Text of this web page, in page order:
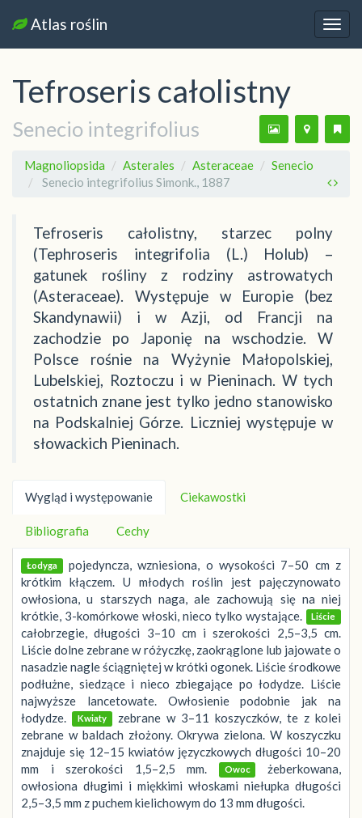
Atlas roślin
Tefroseris całolistny
Senecio integrifolius
Magnoliopsida Asterales Asteraceae
Senecio
Senecio integrifolius Simonk., 1887
Tefroseris całolistny, starzec polny
(Tephroseris integrifolia (L.) Holub) –
gatunek rośliny z rodziny astrowatych
(Asteraceae). Występuje w Europie (bez
Skandynawii) i w Azji, od Francji na
zachodzie po Japonię na wschodzie. W
Polsce rośnie na Wyżynie Małopolskiej,
Lubelskiej, Roztoczu i w Pieninach. W tych
ostatnich znane jest tylko jedno stanowisko
na Podskalniej Górze. Liczniej występuje w
słowackich Pieninach.
Wygląd i występowanie Ciekawostki
Bibliografia Cechy
Łodyga pojedyncza, wzniesiona, o wysokości 7–50 cm z
krótkim kłączem. U młodych roślin jest pajęczynowato
owłosiona, u starszych naga, ale zachowują się na niej
krótkie, 3-komórkowe włoski, nieco tylko wystające.
Liście
całobrzegie, długości 3–10 cm i szerokości 2,5–3,5 cm.
Liście dolne zebrane w różyczkę, zaokrąglone lub jajowate o
nasadzie nagle ściągniętej w krótki ogonek. Liście środkowe
podłużne, siedzące i nieco zbiegające po łodydze. Liście
najwyższe lancetowate. Owłosienie podobnie jak na
łodydze.
Kwiaty zebrane w 3–11 koszyczków, te z kolei
zebrane w baldach złożony. Okrywa zielona. W koszyczku
znajduje się 12–15 kwiatów języczkowych długości 10–20
mm i szerokości 1,5–2,5 mm.
Owoc
żeberkowana,
owłosiona długimi i miękkimi włoskami niełupka długości
2,5–3,5 mm z puchem kielichowym do 13 mm długości.